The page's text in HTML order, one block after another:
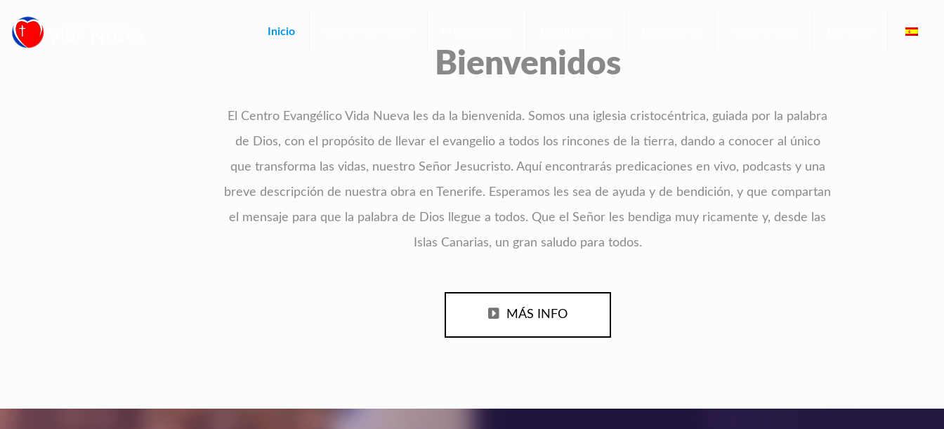
Inicio
Bienvenidos
El Centro Evangélico Vida Nueva les da la bienvenida. Somos una iglesia cristocéntrica, guiada por la palabra
de Dios, con el propósito de llevar el evangelio a todos los rincones de la tierra, dando a conocer al único
que transforma las vidas, nuestro Señor Jesucristo. Aquí encontrarás predicaciones en vivo, podcasts y una
breve descripción de nuestra obra en Tenerife. Esperamos les sea de ayuda y de bendición, y que compartan
el mensaje para que la palabra de Dios llegue a todos. Que el Señor les bendiga muy ricamente y, desde las
Islas Canarias, un gran saludo para todos.
MÁS INFO